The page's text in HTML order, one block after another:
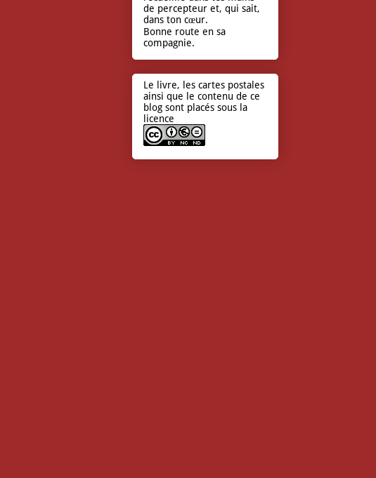
de percepteur et, qui sait,
dans ton cœur.
Bonne route en sa
compagnie.
Le livre, les cartes postales
ainsi que le contenu de ce
blog sont placés sous la
licence